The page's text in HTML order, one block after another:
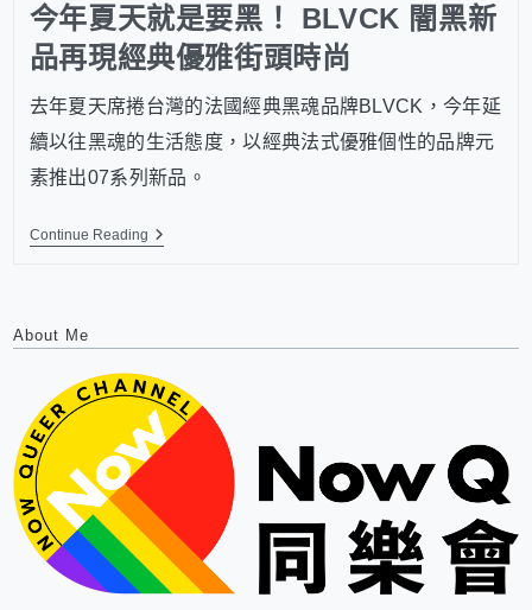
今年夏天就是要黑！ BLVCK 闇黑新
品再現經典優雅街頭時尚
去年夏天席捲台灣的法國經典黑魂品牌BLVCK，今年延
續以往黑魂的生活態度，以經典法式優雅個性的品牌元
素推出07系列新品。
Continue Reading
About Me